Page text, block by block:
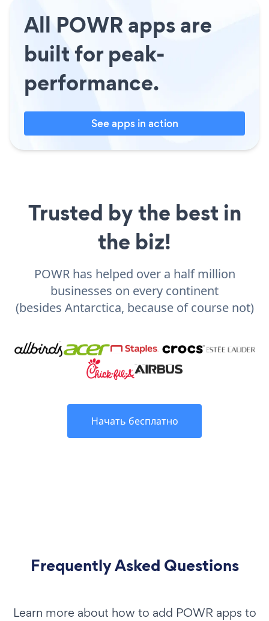
All POWR apps are
built for peak-
performance.
See apps in action
Trusted by the best in
the biz!
POWR has helped over a half million
businesses on every continent
(besides Antarctica, because of course not)
Начать бесплатно
Frequently Asked Questions
Learn more about how to add POWR apps to